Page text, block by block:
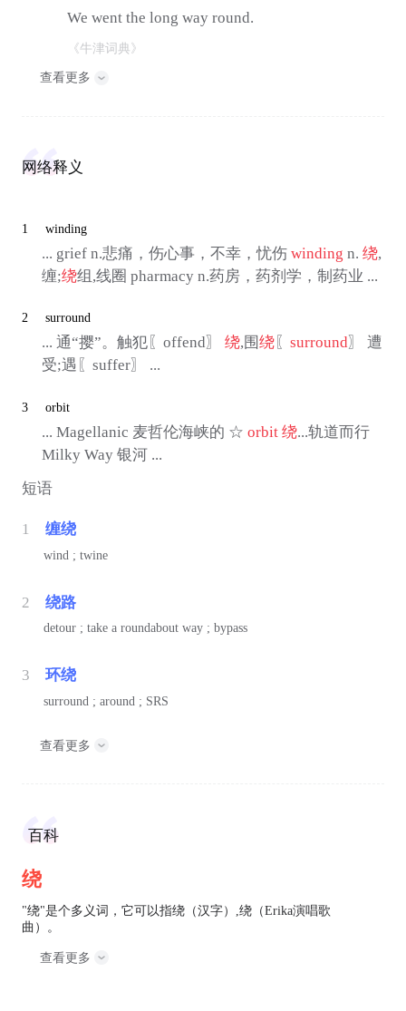
We went the long way round.
《牛津词典》
查看更多
网络释义
1 winding
... grief n.悲痛，伤心事，不幸，忧伤 winding n. 绕,
缠;绕组,线圈 pharmacy n.药房，药剂学，制药业 ...
2 surround
... 通“撄”。触犯〖offend〗 绕,围 绕〖 surround〗 遭
受;遇〖suffer〗 ...
3 orbit
... Magellanic 麦哲伦海峡的 ☆ orbit 绕...轨道而行
Milky Way 银河 ...
短语
1 缠绕
wind ; twine
2 绕路
detour ; take a roundabout way ; bypass
3 环绕
surround ; around ; SRS
查看更多
百科
绕
"绕"是个多义词，它可以指绕（汉字）,绕（Erika演唱歌
曲）。
查看更多